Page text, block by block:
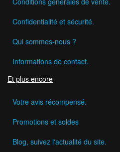
Confidentialité et sécurité.
Qui sommes-nous ?
Informations de contact.
Et plus encore
Votre avis récompensé.
Promotions et soldes
Blog, suivez l'actualité du site.